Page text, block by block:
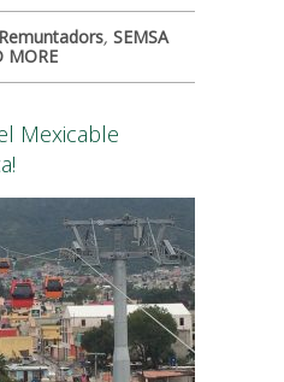
Remuntadors, SEMSA
MORE
Mexicable